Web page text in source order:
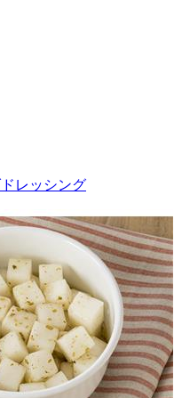
レッシング